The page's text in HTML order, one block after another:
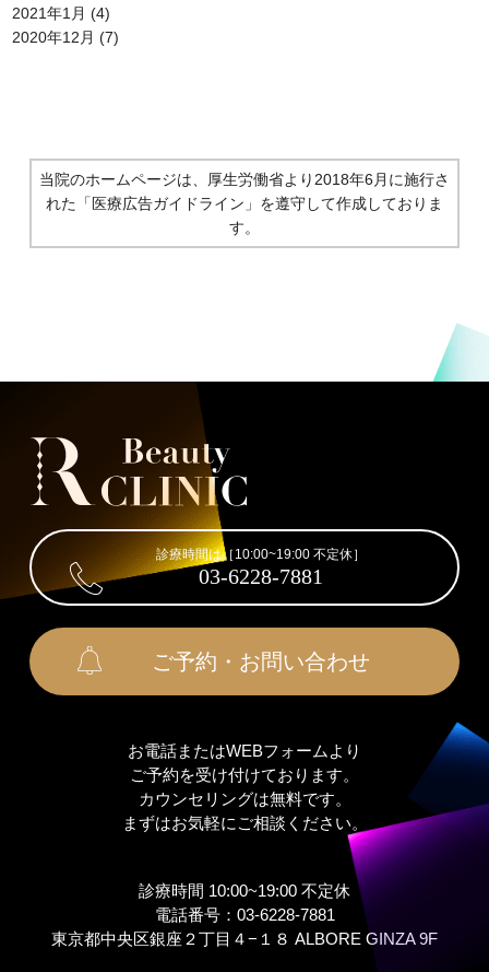
2021年1月 (4)
2020年12月 (7)
当院のホームページは、厚生労働省より2018年6月に施行さ
れた 「医療広告ガイドライン」を遵守して作成しておりま
す。
診療時間は［10:00~19:00 不定休］
03-6228-7881
ご予約・お問い合わせ
お電話またはWEBフォームより
ご予約を受け付けております。
カウンセリングは無料です。
まずはお気軽にご相談ください。
診療時間 10:00~19:00 不定休
電話番号：03-6228-7881
東京都中央区銀座２丁⽬４−１８ ALBORE GINZA 9F